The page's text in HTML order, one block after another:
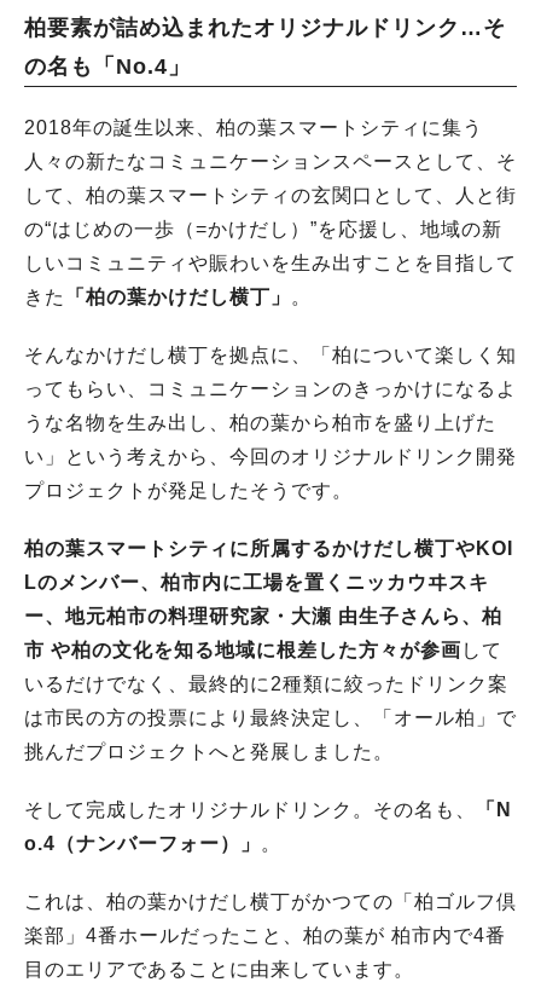
柏要素が詰め込まれたオリジナルドリンク…そ
の名も「No.4」
2018年の誕生以来、柏の葉スマートシティに集う
人々の新たなコミュニケーションスペースとして、そ
して、柏の葉スマートシティの玄関口として、人と街
の“はじめの一歩（=かけだし）”を応援し、地域の新
しいコミュニティや賑わいを生み出すことを目指して
きた
「柏の葉かけだし横丁」 。
そんなかけだし横丁を拠点に、「柏について楽しく知
ってもらい、コミュニケーションのきっかけになるよ
うな名物を生み出し、柏の葉から柏市を盛り上げた
い」という考えから、今回のオリジナルドリンク開発
プロジェクトが発足したそうです。
柏の葉スマートシティに所属するかけだし横丁やKOI
Lのメンバー、柏市内に工場を置くニッカウヰスキ
ー、地元柏市の料理研究家・大瀬 由生子さんら、柏
市 や柏の文化を知る地域に根差した方々が参画 して
いるだけでなく、最終的に2種類に絞ったドリンク案
は市民の方の投票により最終決定し、「オール柏」で
挑んだプロジェクトへと発展しました。
そして完成したオリジナルドリンク。その名も、
「N
o.4（ナンバーフォー）」
。
これは、柏の葉かけだし横丁がかつての「柏ゴルフ倶
楽部」4番ホールだったこと、柏の葉が 柏市内で4番
目のエリアであることに由来しています。